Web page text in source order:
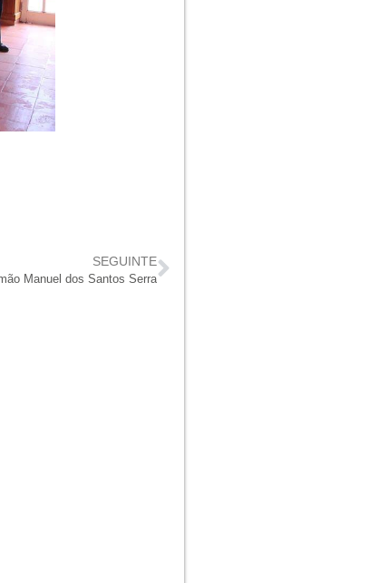
SEGUINTE
Manuel dos Santos Serra